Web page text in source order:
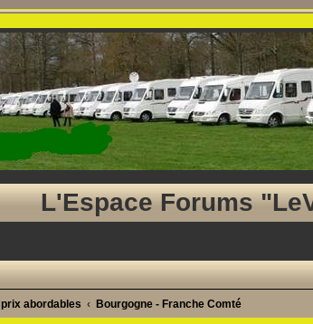
L'Espace Forums
abordables Bourgogne - Franche Comté